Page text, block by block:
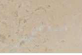
Contact